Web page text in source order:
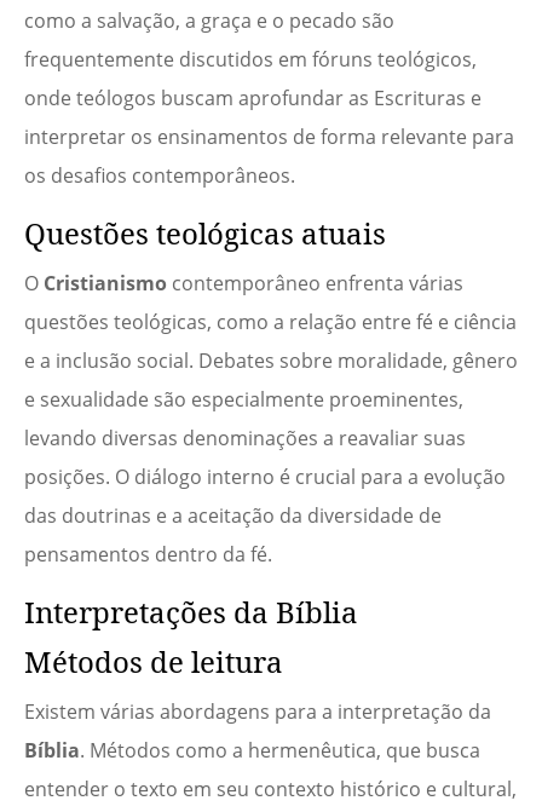
como a salvação, a graça e o pecado são
frequentemente discutidos em fóruns teológicos,
onde teólogos buscam aprofundar as Escrituras e
interpretar os ensinamentos de forma relevante para
os desafios contemporâneos.
Questões teológicas atuais
O Cristianismo contemporâneo enfrenta várias
questões teológicas, como a relação entre fé e ciência
e a inclusão social. Debates sobre moralidade, gênero
e sexualidade são especialmente proeminentes,
levando diversas denominações a reavaliar suas
posições. O diálogo interno é crucial para a evolução
das doutrinas e a aceitação da diversidade de
pensamentos dentro da fé.
Interpretações da Bíblia
Métodos de leitura
Existem várias abordagens para a interpretação da
Bíblia. Métodos como a hermenêutica, que busca
entender o texto em seu contexto histórico e cultural,